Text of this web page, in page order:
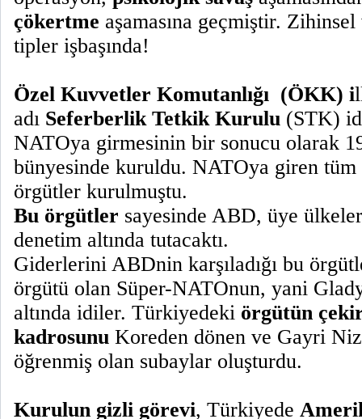
çökertme aşamasına geçmiştir.
tipler işbaşında!
Özel Kuvvetler Komutanlığı (ÖKK) i
adı Seferberlik Tetkik Kurulu (STK)
NATOya girmesinin bir sonucu olarak
bünyesinde kuruldu. NATOya giren
örgütler kurulmuştu.
Bu örgütler sayesinde ABD, üye
denetim altında tutacaktı.
Giderlerini ABDnin karşıladığı bu
örgütü olan Süper-NATOnun, yani
altında idiler. Türkiyedeki örgütün
kadrosunu Koreden dönen ve Gayri
öğrenmiş olan subaylar oluşturdu.
Kurulun gizli görevi, Türkiyede